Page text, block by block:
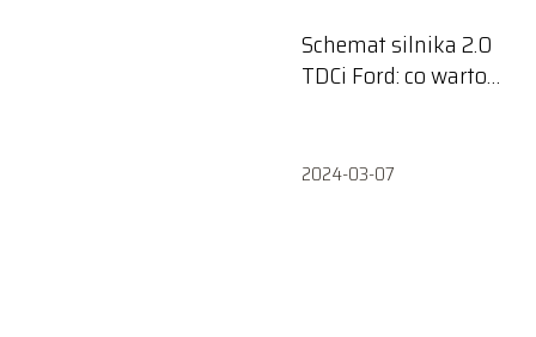
Schemat silnika 2.0
TDCi Ford: co warto
2024-03-07